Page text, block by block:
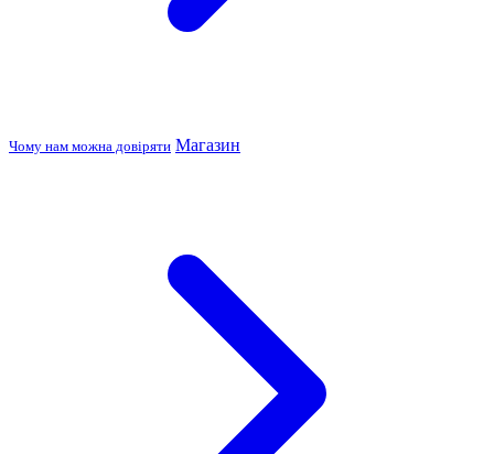
Чому нам можна довіряти Магазин